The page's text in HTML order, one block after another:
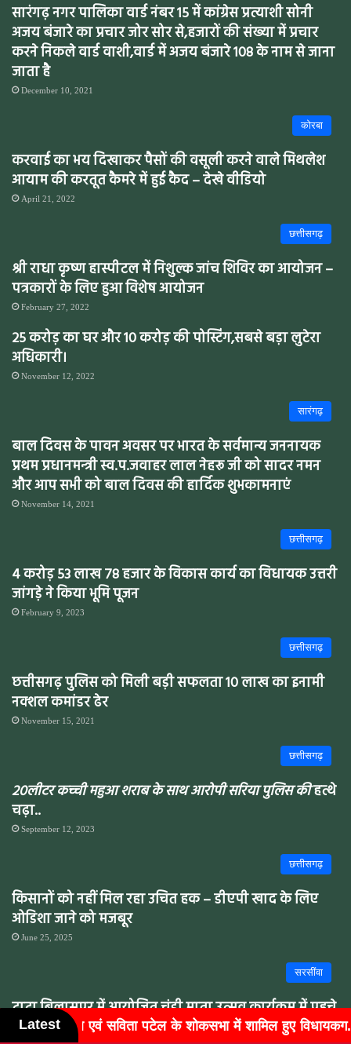
सारंगढ़ नगर पालिका वार्ड नंबर 15 में कांग्रेस प्रत्याशी सोनी
अजय बंजारे का प्रचार जोर सोर से,हजारों की संख्या में प्रचार
करने निकले वार्ड वाशी,वार्ड में अजय बंजारे 108 के नाम से जाना
जाता है
December 10, 2021
कोरबा
करवाई का भय दिखाकर पैसों की वसूली करने वाले मिथलेश
आयाम की करतूत कैमरे में हुई कैद – देखे वीडियो
April 21, 2022
छत्तीसगढ़
श्री राधा कृष्ण हास्पीटल में निशुल्क जांच शिविर का आयोजन –
पत्रकारों के लिए हुआ विशेष आयोजन
February 27, 2022
25 करोड़ का घर और 10 करोड़ की पोस्टिंग,सबसे बड़ा लुटेरा
अधिकारी।
November 12, 2022
सारंगढ़
बाल दिवस के पावन अवसर पर भारत के सर्वमान्य जननायक
प्रथम प्रधानमन्त्री स्व.प.जवाहर लाल नेहरू जी को सादर नमन
और आप सभी को बाल दिवस की हार्दिक शुभकामनाएं
November 14, 2021
छत्तीसगढ़
4 करोड़ 53 लाख 78 हजार के विकास कार्य का विधायक उत्तरी
जांगड़े ने किया भूमि पूजन
February 9, 2023
छत्तीसगढ़
छत्तीसगढ़ पुलिस को मिली बड़ी सफलता 10 लाख का इनामी
नक्शल कमांडर ढेर
November 15, 2021
छत्तीसगढ़
20लीटर कच्ची महुआ शराब के साथ आरोपी सरिया पुलिस कीहत्थे
चढ़ा..
September 12, 2023
छत्तीसगढ़
किसानों को नहीं मिल रहा उचित हक – डीएपी खाद के लिए
ओडिशा जाने को मजबूर
June 25, 2025
सरसींवा
टाटा बिलासपुर में आयोजित चंडी माता उत्सव कार्यक्रम में पहुचे
ज्योति और सुभाष जालान
Latest
में शामिल हुए विधायकग... बुजुर्गों के चेहरों पर लौटी